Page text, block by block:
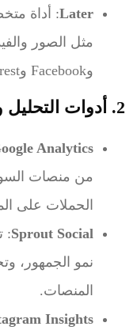
Later: أداة
وFacebook وPinterest.
2. أدوات التحليل وقياس الأداء
Analytics
من منصات
الحملات على
Sprout Social
:
نمو الجمهور،
المنصات.
Insights